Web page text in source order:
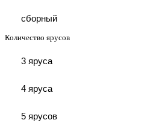
сборный
Количество ярусов
3 яруса
4 яруса
5 ярусов